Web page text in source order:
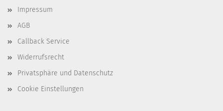
Impressum
AGB
Callback Service
Widerrufsrecht
Privatsphäre und Datenschutz
Cookie Einstellungen